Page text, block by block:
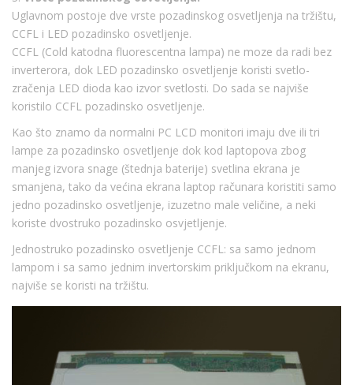
Uglavnom postoje dve vrste pozadinskog osvetljenja na tržištu,
CCFL i LED pozadinsko osvetljenje.
CCFL (Cold katodna fluorescentna lampa) ne moze da radi bez
inverterora, dok LED pozadinsko osvetljenje koristi svetlo-
zračenja LED dioda kao izvor svetlosti. Do sada se najviše
koristilo CCFL pozadinsko osvetljenje.
Kao što znamo da normalni PC LCD monitori imaju dve ili tri
lampe za pozadinsko osvetljenje dok kod laptopova zbog
manjeg izvora snage (štednja baterije) svetlina ekrana je
smanjena, tako da većina ekrana laptop računara koristiti samo
jedno pozadinsko osvetljenje, izuzetno male veličine, a neki
koriste dvostruko pozadinsko osvjetljenje.
Jednostruko pozadinsko osvetljenje CCFL: sa samo jednom
lampom i sa samo jednim invertorskim priključkom na ekranu,
najviše se koristi na tržištu.